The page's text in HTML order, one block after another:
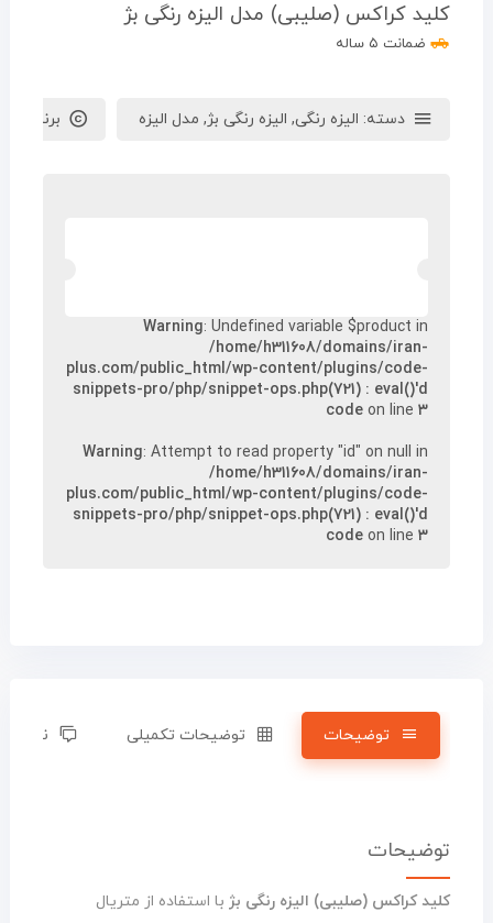
کلید کراکس (صلیبی) مدل الیزه رنگی بژ
ضمانت ۵ ساله
دسته: الیزه رنگی, الیزه رنگی بژ, مدل الیزه برند :
Warning: Undefined variable $product in
/home/h311608/domains/iran-
plus.com/public_html/wp-content/plugins/code-
snippets-pro/php/snippet-ops.php(721) : eval()'d
code on line۳
Warning: Attempt to read property "id" on null in
/home/h311608/domains/iran-
plus.com/public_html/wp-content/plugins/code-
snippets-pro/php/snippet-ops.php(721) : eval()'d
code on line۳
توضیحات توضیحات تکمیلی نظرات (۰)
توضیحات
کلید کراکس (صلیبی) الیزه رنگی بژ با استفاده از متریال